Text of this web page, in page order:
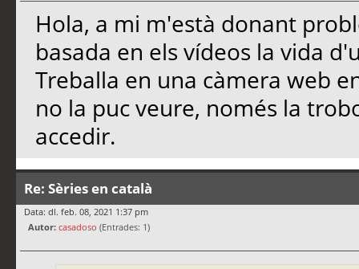
Hola, a mi m'està donant
basada en els vídeos la vida
Treballa en una càmera web
no la puc veure, només la
accedir.
Re: Sèries en català
Data: dl. feb. 08, 2021 1:37 pm
Autor: casadoso (Entrades: 1)